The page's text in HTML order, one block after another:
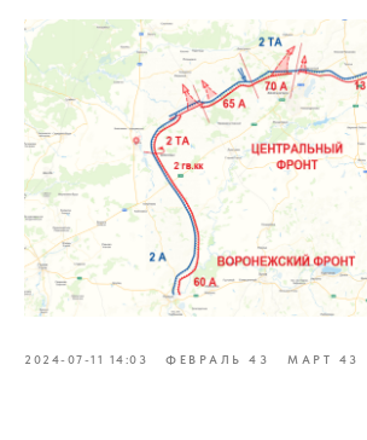
2024-07-11 14:03 ФЕВРАЛЬ 43 МАРТ 43